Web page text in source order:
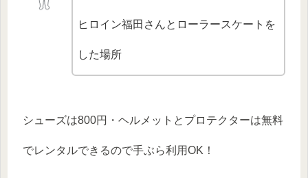
ヒロイン福田さんとローラースケートを
した場所
シューズは800円・ヘルメットとプロテクターは無料
でレンタルできるので手ぶら利用OK！